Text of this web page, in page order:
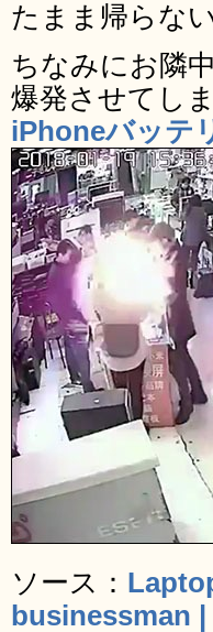
たまま帰らな
ちなみにお隣
爆発させてし
iPhoneバッテ
ソース：
businessman